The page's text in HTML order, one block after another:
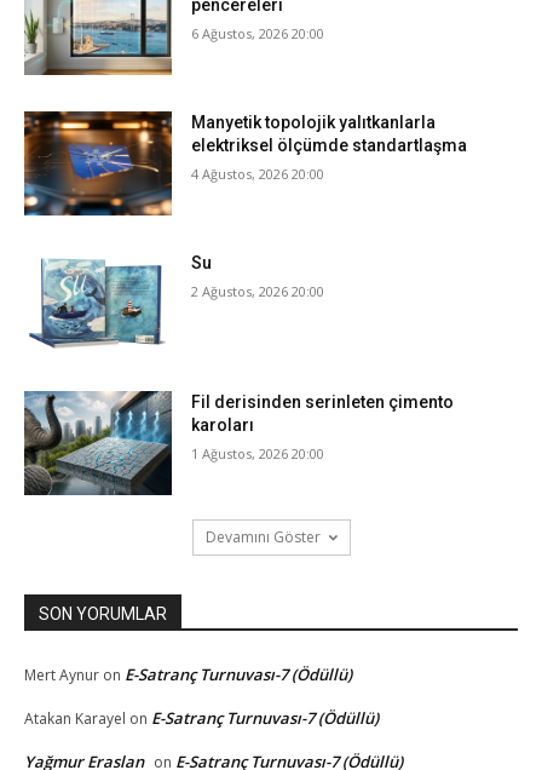
pencereleri
6 Ağustos, 2026 20:00
Manyetik topolojik yalıtkanlarla
elektriksel ölçümde standartlaşma
4 Ağustos, 2026 20:00
Su
2 Ağustos, 2026 20:00
Fil derisinden serinleten çimento
karoları
1 Ağustos, 2026 20:00
Devamını Göster
SON YORUMLAR
Mert Aynur on E-Satranç Turnuvası-7 (Ödüllü)
Atakan Karayel on E-Satranç Turnuvası-7 (Ödüllü)
Yağmur Eraslan on E-Satranç Turnuvası-7 (Ödüllü)